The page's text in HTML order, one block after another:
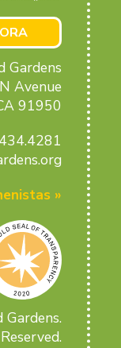
Gardens
Avenue
91950
»